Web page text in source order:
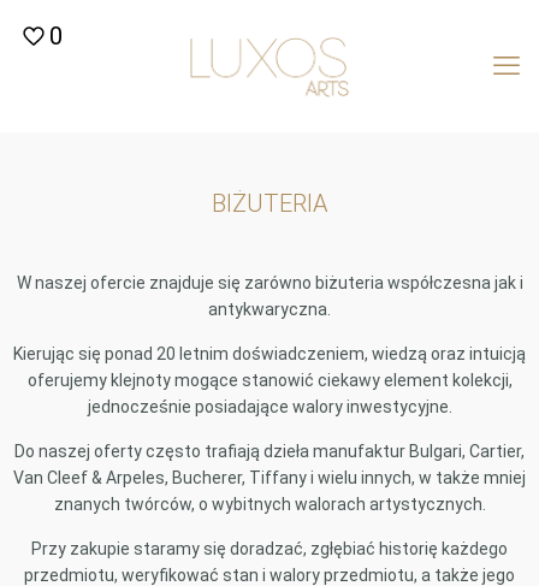
0
BIŻUTERIA
W naszej ofercie znajduje się zarówno biżuteria współczesna jak i
antykwaryczna.
Kierując się ponad 20 letnim doświadczeniem, wiedzą oraz intuicją
oferujemy klejnoty mogące stanowić ciekawy element kolekcji,
jednocześnie posiadające walory inwestycyjne.
Do naszej oferty często trafiają dzieła manufaktur Bulgari, Cartier,
Van Cleef & Arpeles, Bucherer, Tiffany i wielu innych, w także mniej
znanych twórców, o wybitnych walorach artystycznych.
Przy zakupie staramy się doradzać, zgłębiać historię każdego
przedmiotu, weryfikować stan i walory przedmiotu, a także jego